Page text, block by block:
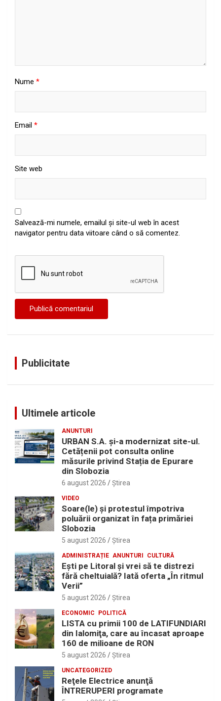
Nume *
Email *
Site web
Salvează-mi numele, emailul și site-ul web în acest
navigator pentru data viitoare când o să comentez.
Publicitate
Ultimele articole
ANUNTURI
URBAN S.A. și-a modernizat site-ul.
Cetățenii pot consulta online
măsurile privind Stația de Epurare
din Slobozia
6 august 2026 Ştirea
VIDEO
Soare(le) și protestul împotriva
poluării organizat în fața primăriei
Slobozia
5 august 2026 Ştirea
ADMINISTRAȚIE ANUNTURI CULTURĂ
Eşti pe Litoral şi vrei să te distrezi
fără cheltuială? Iată oferta „În ritmul
Verii”
5 august 2026 Ştirea
ECONOMIC POLITICĂ
LISTA cu primii 100 de LATIFUNDIARI
din Ialomiţa, care au încasat aproape
160 de milioane de RON
5 august 2026 Ştirea
UNCATEGORIZED
Reţele Electrice anunţă
ÎNTRERUPERI programate